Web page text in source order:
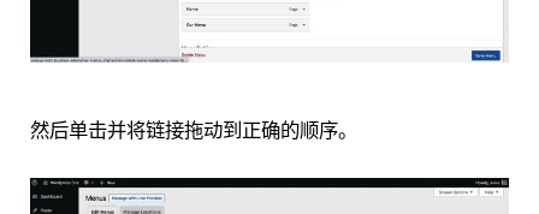
然后单击并将链接拖动到正确的顺序。